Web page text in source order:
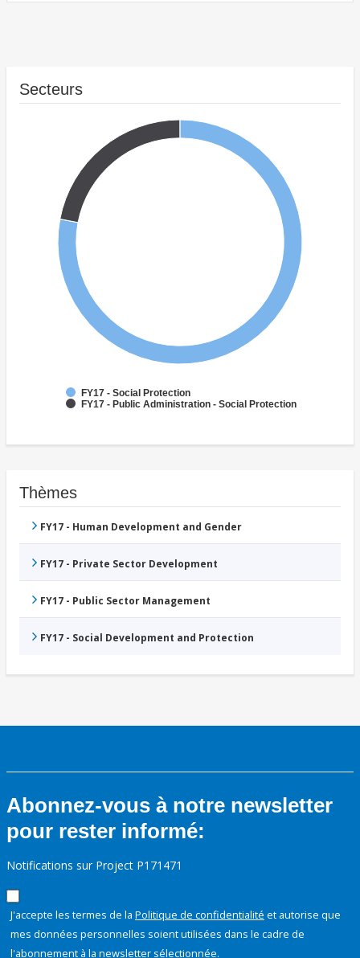
Secteurs
FY17 - Social Protection
FY17 - Public Administration - Social Protection
Thèmes
FY17 - Human Development and Gender
FY17 - Private Sector Development
FY17 - Public Sector Management
FY17 - Social Development and Protection
Abonnez-vous à notre newsletter
pour rester informé:
Notifications sur Project P171471
J'accepte les termes de la Politique de confidentialité et autorise que
mes données personnelles soient utilisées dans le cadre de
l'abonnement à la newsletter sélectionnée.